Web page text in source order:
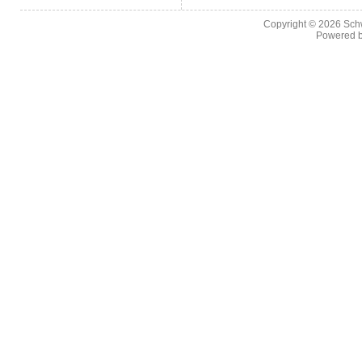
Copyright © 2026
Powered